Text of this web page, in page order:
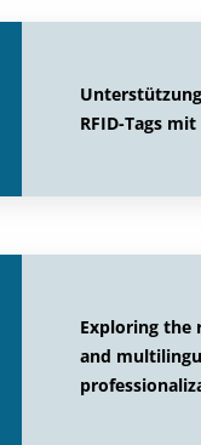
RFID-Tags
Exploring the
and